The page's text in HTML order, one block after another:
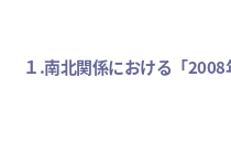
１.南北関係における「2008